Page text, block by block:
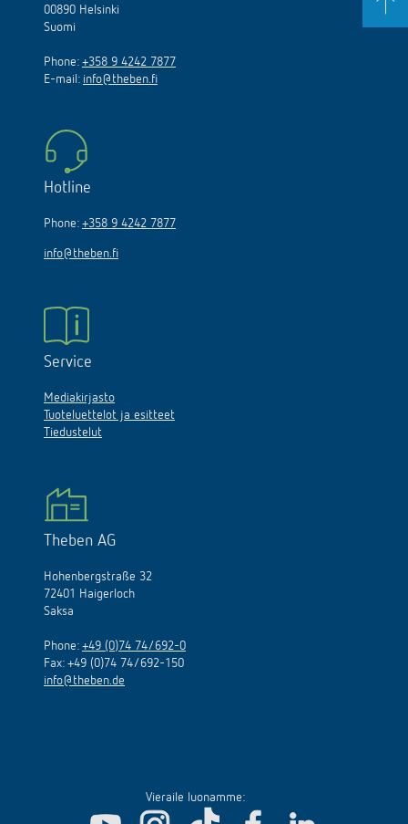
00890 Helsinki
Suomi
Phone: +358 9 4242 7877
E-mail: info@theben.fi
Hotline
Phone: +358 9 4242 7877
info@theben.fi
Service
Mediakirjasto
Tuoteluettelot ja esitteet
Tiedustelut
Theben AG
Hohenbergstraße 32
72401 Haigerloch
Saksa
Phone: +49 (0)74 74/692-0
Fax: +49 (0)74 74/692-150
info@theben.de
Vieraile luonamme: